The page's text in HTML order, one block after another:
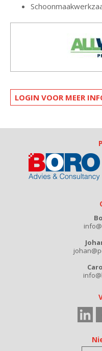
LOGIN VOOR MEER